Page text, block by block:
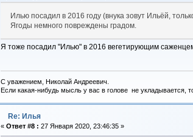
Илью посадил в 2016 году (внука зовут Ильёй,
Ягоды немного повреждены градом.
Я тоже посадил "Илью" в 2016 вегетирующим
С уважением, Николай Андреевич.
Если какая-нибудь мысль у вас в голове не укладывается,
Re: Илья
« Ответ #8 : 27 Января 2020, 23:46:35 »